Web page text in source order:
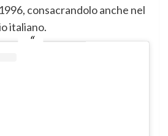
consacrandolo anche nel
italiano.